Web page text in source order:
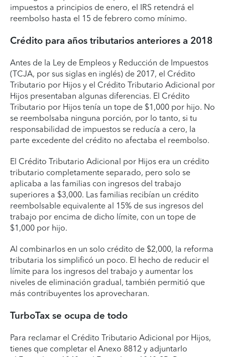
impuestos a principios de enero, el IRS retendrá el
reembolso hasta el 15 de febrero como mínimo.
Crédito para años tributarios anteriores a 2018
Antes de la Ley de Empleos y Reducción de Impuestos
(TCJA, por sus siglas en inglés) de 2017, el Crédito
Tributario por Hijos y el Crédito Tributario Adicional por
Hijos presentaban algunas diferencias. El Crédito
Tributario por Hijos tenía un tope de $1,000 por hijo. No
se reembolsaba ninguna porción, por lo tanto, si tu
responsabilidad de impuestos se reducía a cero, la
parte excedente del crédito no afectaba el reembolso.
El Crédito Tributario Adicional por Hijos era un crédito
tributario completamente separado, pero solo se
aplicaba a las familias con ingresos del trabajo
superiores a $3,000. Las familias recibían un crédito
reembolsable equivalente al 15% de sus ingresos del
trabajo por encima de dicho límite, con un tope de
$1,000 por hijo.
Al combinarlos en un solo crédito de $2,000, la reforma
tributaria los simplificó un poco. El hecho de reducir el
límite para los ingresos del trabajo y aumentar los
niveles de eliminación gradual, también permitió que
más contribuyentes los aprovecharan.
TurboTax se ocupa de todo
Para reclamar el Crédito Tributario Adicional por Hijos,
tienes que completar el Anexo 8812 y adjuntarlo